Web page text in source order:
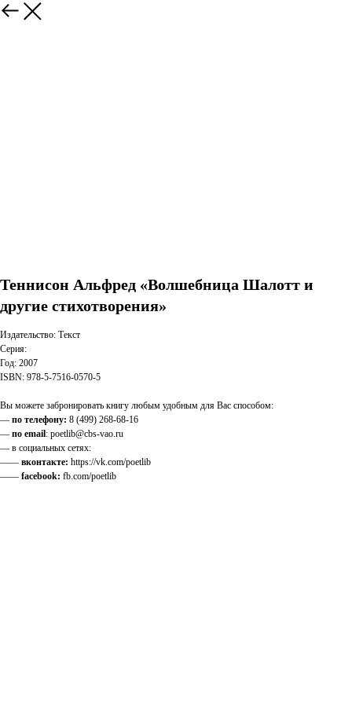
Теннисон Альфред «Волшебница Шалотт и
другие стихотворения»
Издательство: Текст
Серия:
Год: 2007
ISBN: 978-5-7516-0570-5
Вы можете забронировать книгу любым удобным для Вас способом:
— по телефону: 8 (499) 268-68-16
— по email: poetlib@cbs-vao.ru
— в социальных сетях:
—— вконтакте: https://vk.com/poetlib
—— facebook: fb.com/poetlib